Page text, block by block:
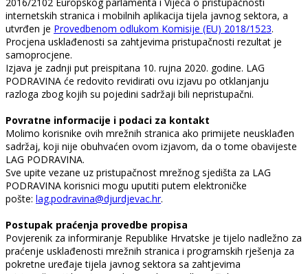
internetskih stranica i mobilnih aplikacija tijela javnog sektora, a
utvrđen je Provedbenom odlukom Komisije (EU) 2018/1523.
Procjena usklađenosti sa zahtjevima pristupačnosti rezultat je
samoprocjene.
Izjava je zadnji put preispitana 10. rujna 2020. godine. LAG
PODRAVINA će redovito revidirati ovu izjavu po otklanjanju
razloga zbog kojih su pojedini sadržaji bili nepristupačni.
Povratne informacije i podaci za kontakt
Molimo korisnike ovih mrežnih stranica ako primijete neusklađen
sadržaj, koji nije obuhvaćen ovom izjavom, da o tome obavijeste
LAG PODRAVINA.
Sve upite vezane uz pristupačnost mrežnog sjedišta za LAG
PODRAVINA korisnici mogu uputiti putem elektroničke
pošte: lag.podravina@djurdjevac.hr.
Postupak praćenja provedbe propisa
Povjerenik za informiranje Republike Hrvatske je tijelo nadležno za
praćenje usklađenosti mrežnih stranica i programskih rješenja za
pokretne uređaje tijela javnog sektora sa zahtjevima